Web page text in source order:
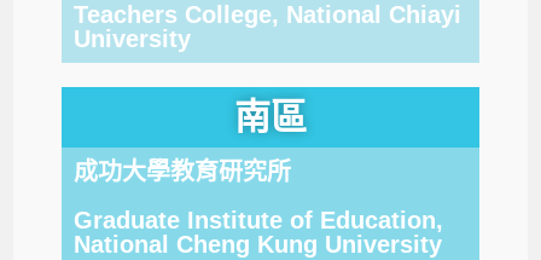
Teachers College, National Chiayi
University
南區
成功大學教育研究所
Graduate Institute of Education,
National Cheng Kung University